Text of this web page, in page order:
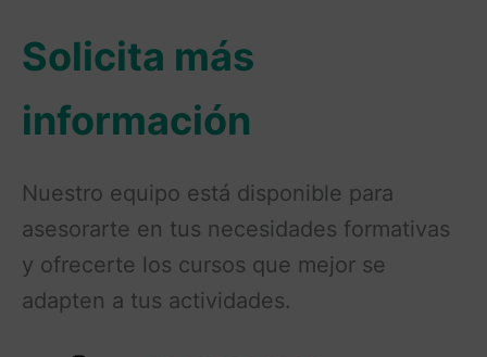
Solicita más
información
Nuestro equipo está disponible para
asesorarte en tus necesidades formativas
y ofrecerte los cursos que mejor se
adapten a tus actividades.